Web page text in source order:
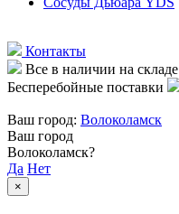
Контакты
Все в наличии на складе
Бесперебойные поставки
Ваш город: Волоколамск
Ваш город
Волоколамск?
Да Нет
×